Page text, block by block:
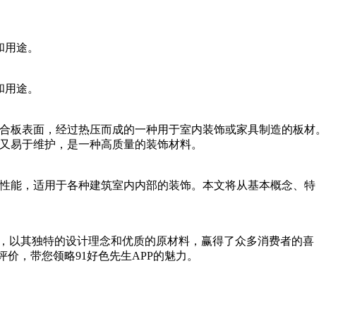
途。
。
面，经过热压而成的一种用于室内装饰或家具制造的板材。
于维护，是一种高质量的装饰材料。
，适用于各种建筑室内内部的装饰。本文将从基本概念、特
以其独特的设计理念和优质的原材料，赢得了众多消费者的喜
，带您领略91好色先生APP的魅力。